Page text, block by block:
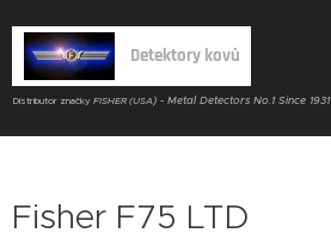
Detektory kovů
Distributor značky FISHER (USA) - Metal Detectors No.1 Since 1931
Fisher F75 LTD